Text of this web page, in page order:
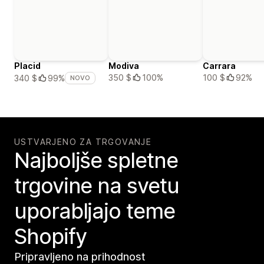
Placid
340 $
99% NOVO
Modiva
350 $
100%
Carrara
100 $
92%
USTVARJENO ZA TRGOVANJE
Najboljše spletne
trgovine na svetu
uporabljajo teme
Shopify
Pripravljeno na prihodnost